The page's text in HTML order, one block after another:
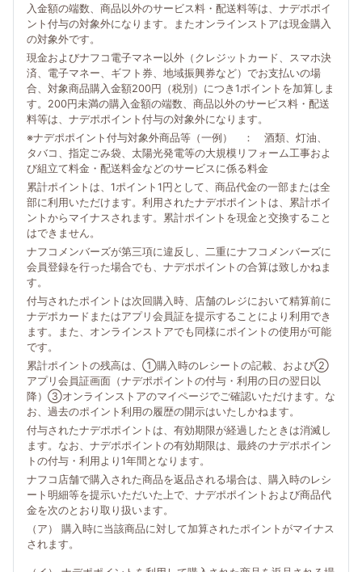
入金額の端数、商品以外のサービス料・配送料等は、ナデポポイ
ント付与の対象外になります。またオンラインストアは現金購入
の対象外です。
現金およびナフコ電子マネー以外（クレジットカード、スマホ決
済、電子マネー、ギフト券、地域振興券など）でお支払いの場
合、対象商品購入金額200円（税別）につき1ポイントを加算しま
す。200円未満の購入金額の端数、商品以外のサービス料・配送
料等は、ナデポポイント付与の対象外になります。
※ナデポポイント付与対象外商品等（一例） ： 酒類、灯油、
タバコ、指定ごみ袋、太陽光発電等の大規模リフォーム工事およ
び組立て料金・配送料金などのサービスに係る料金
累計ポイントは、1ポイント1円として、商品代金の一部または全
部に利用いただけます。利用されたナデポポイントは、累計ポイ
ントからマイナスされます。累計ポイントを現金と交換すること
はできません。
ナフコメンバーズが第三項に違反し、二重にナフコメンバーズに
会員登録を行った場合でも、ナデポポイントの合算は致しかねま
す。
付与されたポイントは次回購入時、店舗のレジにおいて精算前に
ナデポカードまたはアプリ会員証を提示することにより利用でき
ます。また、オンラインストアでも同様にポイントの使用が可能
です。
累計ポイントの残高は、①購入時のレシートの記載、および②
アプリ会員証画面（ナデポポイントの付与・利用の日の翌日以
降）③オンラインストアのマイページでご確認いただけます。な
お、過去のポイント利用の履歴の開示はいたしかねます。
付与されたナデポポイントは、有効期限が経過したときは消滅し
ます。なお、ナデポポイントの有効期限は、最終のナデポポイン
トの付与・利用より1年間となります。
ナフコ店舗で購入された商品を返品される場合は、購入時のレシ
ート明細等を提示いただいた上で、ナデポポイントおよび商品代
金を次のとおり取り扱います。
（ア） 購入時に当該商品に対して加算されたポイントがマイナス
されます。